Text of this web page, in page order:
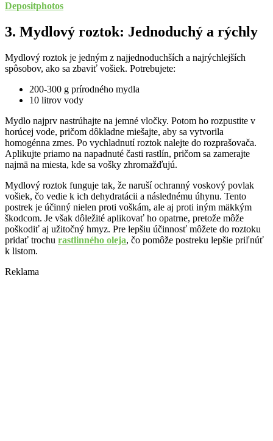
Depositphotos
3. Mydlový roztok: Jednoduchý a rýchly
Mydlový roztok je jedným z najjednoduchších a najrýchlejších
spôsobov, ako sa zbaviť vošiek. Potrebujete:
200-300 g prírodného mydla
10 litrov vody
Mydlo najprv nastrúhajte na jemné vločky. Potom ho rozpustite v
horúcej vode, pričom dôkladne miešajte, aby sa vytvorila
homogénna zmes. Po vychladnutí roztok nalejte do rozprašovača.
Aplikujte priamo na napadnuté časti rastlín, pričom sa zamerajte
najmä na miesta, kde sa vošky zhromažďujú.
Mydlový roztok funguje tak, že naruší ochranný voskový povlak
vošiek, čo vedie k ich dehydratácii a následnému úhynu. Tento
postrek je účinný nielen proti voškám, ale aj proti iným mäkkým
škodcom. Je však dôležité aplikovať ho opatrne, pretože môže
poškodiť aj užitočný hmyz. Pre lepšiu účinnosť môžete do roztoku
pridať trochu rastlinného oleja, čo pomôže postreku lepšie priľnúť
k listom.
Reklama